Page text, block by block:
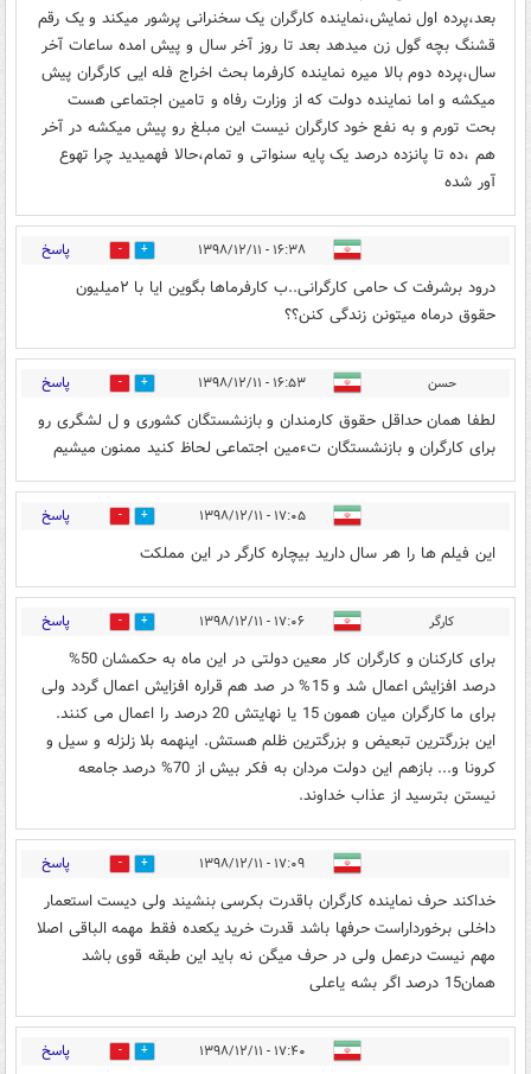
بعد،پرده اول نمایش،نماینده کارگران یک سخنرانی پرشور میکند و یک رقم
قشنگ بچه گول زن میدهد بعد تا روز آخر سال و پیش امده ساعات آخر
سال،پرده دوم بالا میره نماینده کارفرما بحث اخراج فله ایی کارگران پیش
میکشه و اما نماینده دولت که از وزارت رفاه و تامین اجتماعی هست
بحت تورم و به نفع خود کارگران نیست این مبلغ رو پیش میکشه در آخر
هم ،ده تا پانزده درصد یک پایه سنواتی و تمام،حالا فهمیدید چرا تهوع
آور شده
۱۶:۳۸ - ۱۳۹۸/۱۲/۱۱ 11 پاسخ
درود برشرفت ک حامی کارگرانی..ب کارفرماها بگوین ایا با ۲میلیون
حقوق درماه میتونن زندگی کنن؟؟
حسن ۱۶:۵۳ - ۱۳۹۸/۱۲/۱۱ 4 پاسخ
لطفا همان حداقل حقوق کارمندان و بازنشستگان کشوری و ل لشگری رو
برای کارگران و بازنشستگان تءمین اجتماعی لحاظ کنید ممنون میشیم
۱۷:۰۵ - ۱۳۹۸/۱۲/۱۱ 7 پاسخ
این فیلم ها را هر سال دارید بیچاره کارگر در این مملکت
کارگر ۱۷:۰۶ - ۱۳۹۸/۱۲/۱۱ 27 پاسخ
برای کارکنان و کارگران کار معین دولتی در این ماه به حکمشان 50%
درصد افزایش اعمال شد و 15% در صد هم قراره افزایش اعمال گردد ولی
برای ما کارگران میان همون 15 یا نهایتش 20 درصد را اعمال می کنند.
این بزرگترین تبعیض و بزرگترین ظلم هستش. اینهمه بلا زلزله و سیل و
کرونا و... بازهم این دولت مردان به فکر بیش از 70% درصد جامعه
نیستن بترسید از عذاب خداوند.
۱۷:۰۹ - ۱۳۹۸/۱۲/۱۱ 8 پاسخ
خداکند حرف نماینده کارگران باقدرت بکرسی بنشیند ولی دیست استعمار
داخلی برخورداراست حرفها باشد قدرت خرید یکعده فقط مهمه الباقی اصلا
مهم نیست درعمل ولی در حرف میگن نه باید این طبقه قوی باشد
همان15 درصد اگر بشه یاعلی
۱۷:۴۰ - ۱۳۹۸/۱۲/۱۱ 9 پاسخ